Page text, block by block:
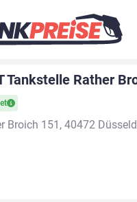
Tankstelle Rather
Broich 151, 40472